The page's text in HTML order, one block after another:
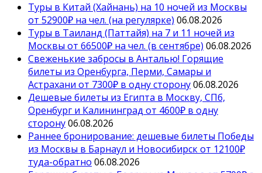
Туры в Китай (Хайнань) на 10 ночей из Москвы
от 52900₽ на чел. (на регулярке) 06.08.2026
Туры в Таиланд (Паттайя) на 7 и 11 ночей из
Москвы от 66500₽ на чел. (в сентябре) 06.08.2026
Свеженькие забросы в Анталью! Горящие
билеты из Оренбурга, Перми, Самары и
Астрахани от 7300₽ в одну сторону06.08.2026
Дешевые билеты из Египта в Москву, СПб,
Оренбург и Калининград от 4600₽ в одну
сторону06.08.2026
Раннее бронирование: дешевые билеты Победы
из Москвы в Барнаул и Новосибирск от 12100₽
туда-обратно 06.08.2026